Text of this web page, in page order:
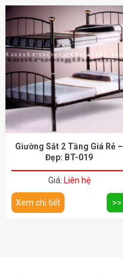
Giường Sắt 2 Tầng Giá Rẻ –
Đẹp: BT-019
Giá: Liên hệ
Xem chi tiết >>